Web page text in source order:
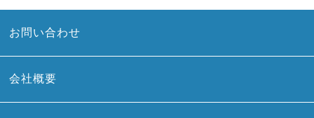
お問い合わせ
会社概要